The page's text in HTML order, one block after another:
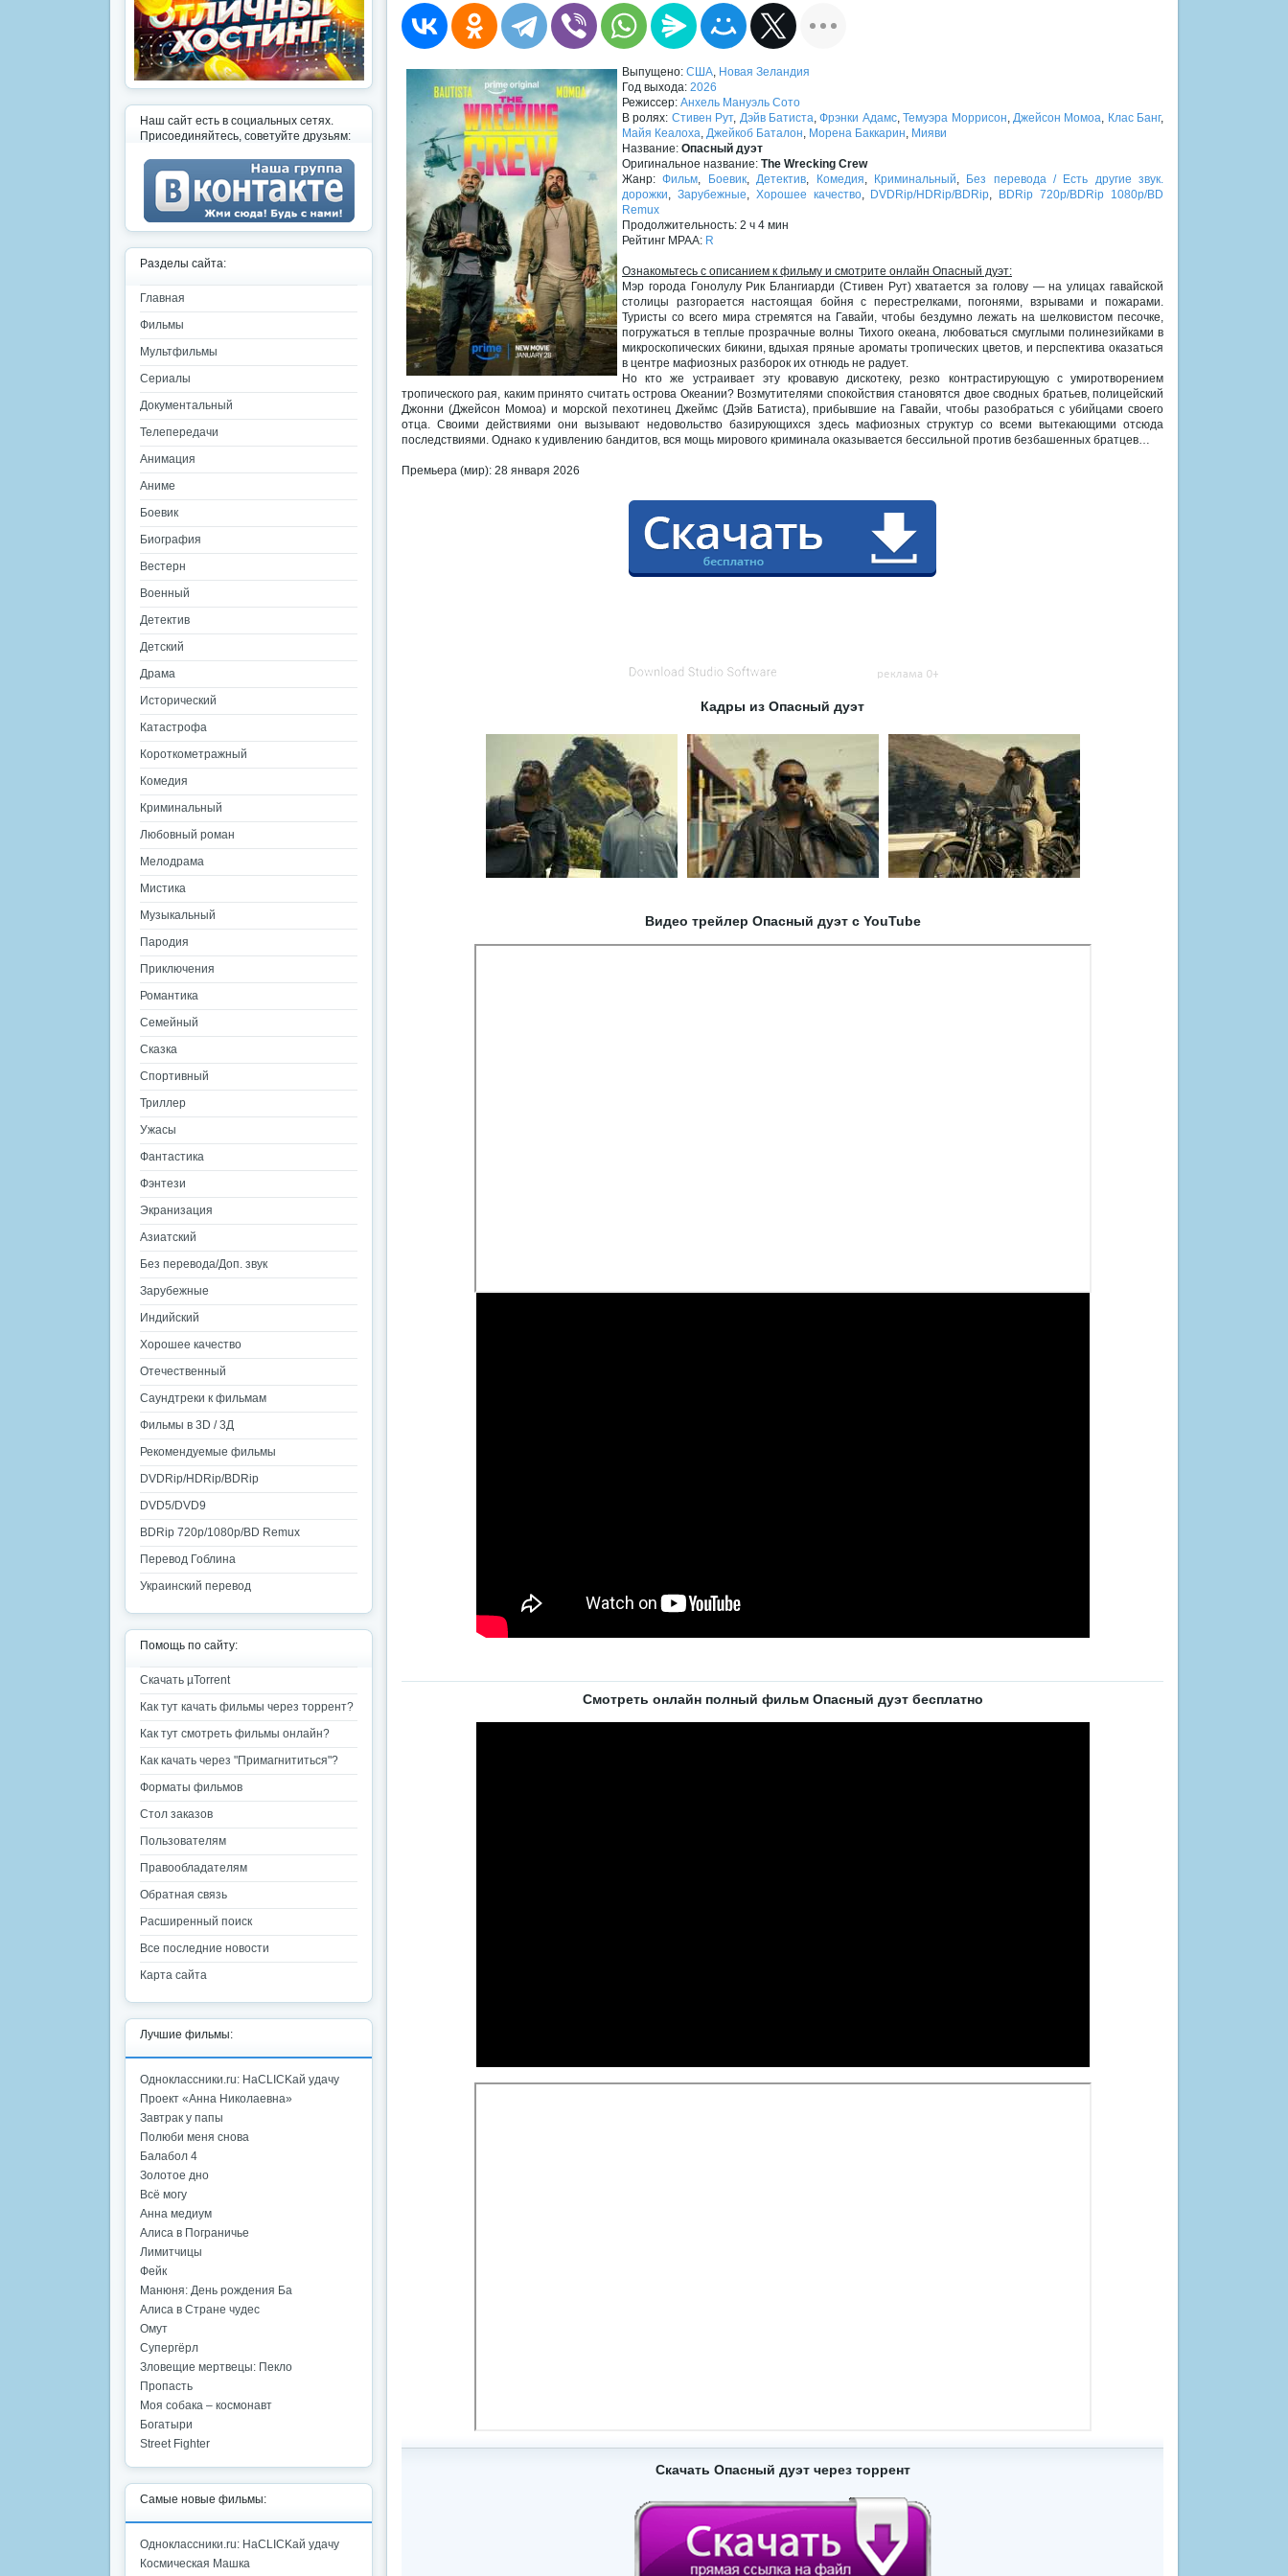
Выпущено: США, Новая Зеландия
Год выхода: 2026
Режиссер: Анхель Мануэль Сото
В ролях: Стивен Рут, Дэйв Батиста,Фрэнки Адамс,Темуэра Моррисон, Джейсон Момоа, Клас Банг,
Майя Кеалоха, Джейкоб Баталон, Морена Баккарин, Мияви
Название: Опасный дуэт
Оригинальное название: The Wrecking Crew
Жанр:Фильм, Боевик,Детектив, Комедия, Криминальный,
Без перевода / Есть другие звук.
дорожки, Зарубежные, Хорошее качество, DVDRip/HDRip/BDRip,
BDRip 720p/BDRip 1080p/BD
Remux
Продолжительность: 2 ч 4 мин
Рейтинг MPAA: R
Ознакомьтесь с описанием к фильму и смотрите онлайн Опасный дуэт:
Мэр города Гонолулу Рик Блангиарди (Стивен Рут) хватается за голову — на улицах гавайской
столицы разгорается настоящая бойня с перестрелками, погонями, взрывами и пожарами.
Туристы со всего мира стремятся на Гавайи, чтобы бездумно лежать на шелковистом песочке,
погружаться в теплые прозрачные волны Тихого океана, любоваться смуглыми полинезийками в
микроскопических бикини, вдыхая пряные ароматы тропических цветов, и перспектива оказаться
в центре мафиозных разборок их отнюдь не радует.
Но кто же устраивает эту кровавую дискотеку, резко контрастирующую с умиротворением
тропического рая, каким принято считать острова Океании? Возмутителями спокойствия становятся двое сводных братьев, полицейский
Джонни (Джейсон Момоа) и морской пехотинец Джеймс (Дэйв Батиста), прибывшие на Гавайи, чтобы разобраться с убийцами своего
отца. Своими действиями они вызывают недовольство базирующихся здесь мафиозных структур со всеми вытекающими отсюда
последствиями. Однако к удивлению бандитов, вся мощь мирового криминала оказывается бессильной против безбашенных братцев…
Премьера (мир): 28 января 2026
Кадры из Опасный дуэт
Видео трейлер Опасный дуэт с YouTube
Смотреть онлайн полный фильм Опасный дуэт бесплатно
Скачать Опасный дуэт через торрент
Наш сайт есть в социальных сетях.
Присоединяйтесь, советуйте друзьям:
Разделы сайта:
Главная
Фильмы
Мультфильмы
Сериалы
Документальный
Телепередачи
Анимация
Аниме
Боевик
Биография
Вестерн
Военный
Детектив
Детский
Драма
Исторический
Катастрофа
Короткометражный
Комедия
Криминальный
Любовный роман
Мелодрама
Мистика
Музыкальный
Пародия
Приключения
Романтика
Семейный
Сказка
Спортивный
Триллер
Ужасы
Фантастика
Фэнтези
Экранизация
Азиатский
Без перевода/Доп. звук
Зарубежные
Индийский
Хорошее качество
Отечественный
Саундтреки к фильмам
Фильмы в 3D / 3Д
Рекомендуемые фильмы
DVDRip/HDRip/BDRip
DVD5/DVD9
BDRip 720p/1080p/BD Remux
Перевод Гоблина
Украинский перевод
Помощь по сайту:
Скачать µTorrent
Как тут качать фильмы через торрент?
Как тут смотреть фильмы онлайн?
Как качать через "Примагнититься"?
Форматы фильмов
Стол заказов
Пользователям
Правообладателям
Обратная связь
Расширенный поиск
Все последние новости
Карта сайта
Лучшие фильмы:
Одноклассники.ru: НаCLICKай удачу
Проект «Анна Николаевна»
Завтрак у папы
Полюби меня снова
Балабол 4
Золотое дно
Всё могу
Анна медиум
Алиса в Пограничье
Лимитчицы
Фейк
Манюня: День рождения Ба
Алиса в Стране чудес
Омут
Супергёрл
Зловещие мертвецы: Пекло
Пропасть
Моя собака – космонавт
Богатыри
Street Fighter
Самые новые фильмы:
Одноклассники.ru: НаCLICKай удачу
Космическая Машка